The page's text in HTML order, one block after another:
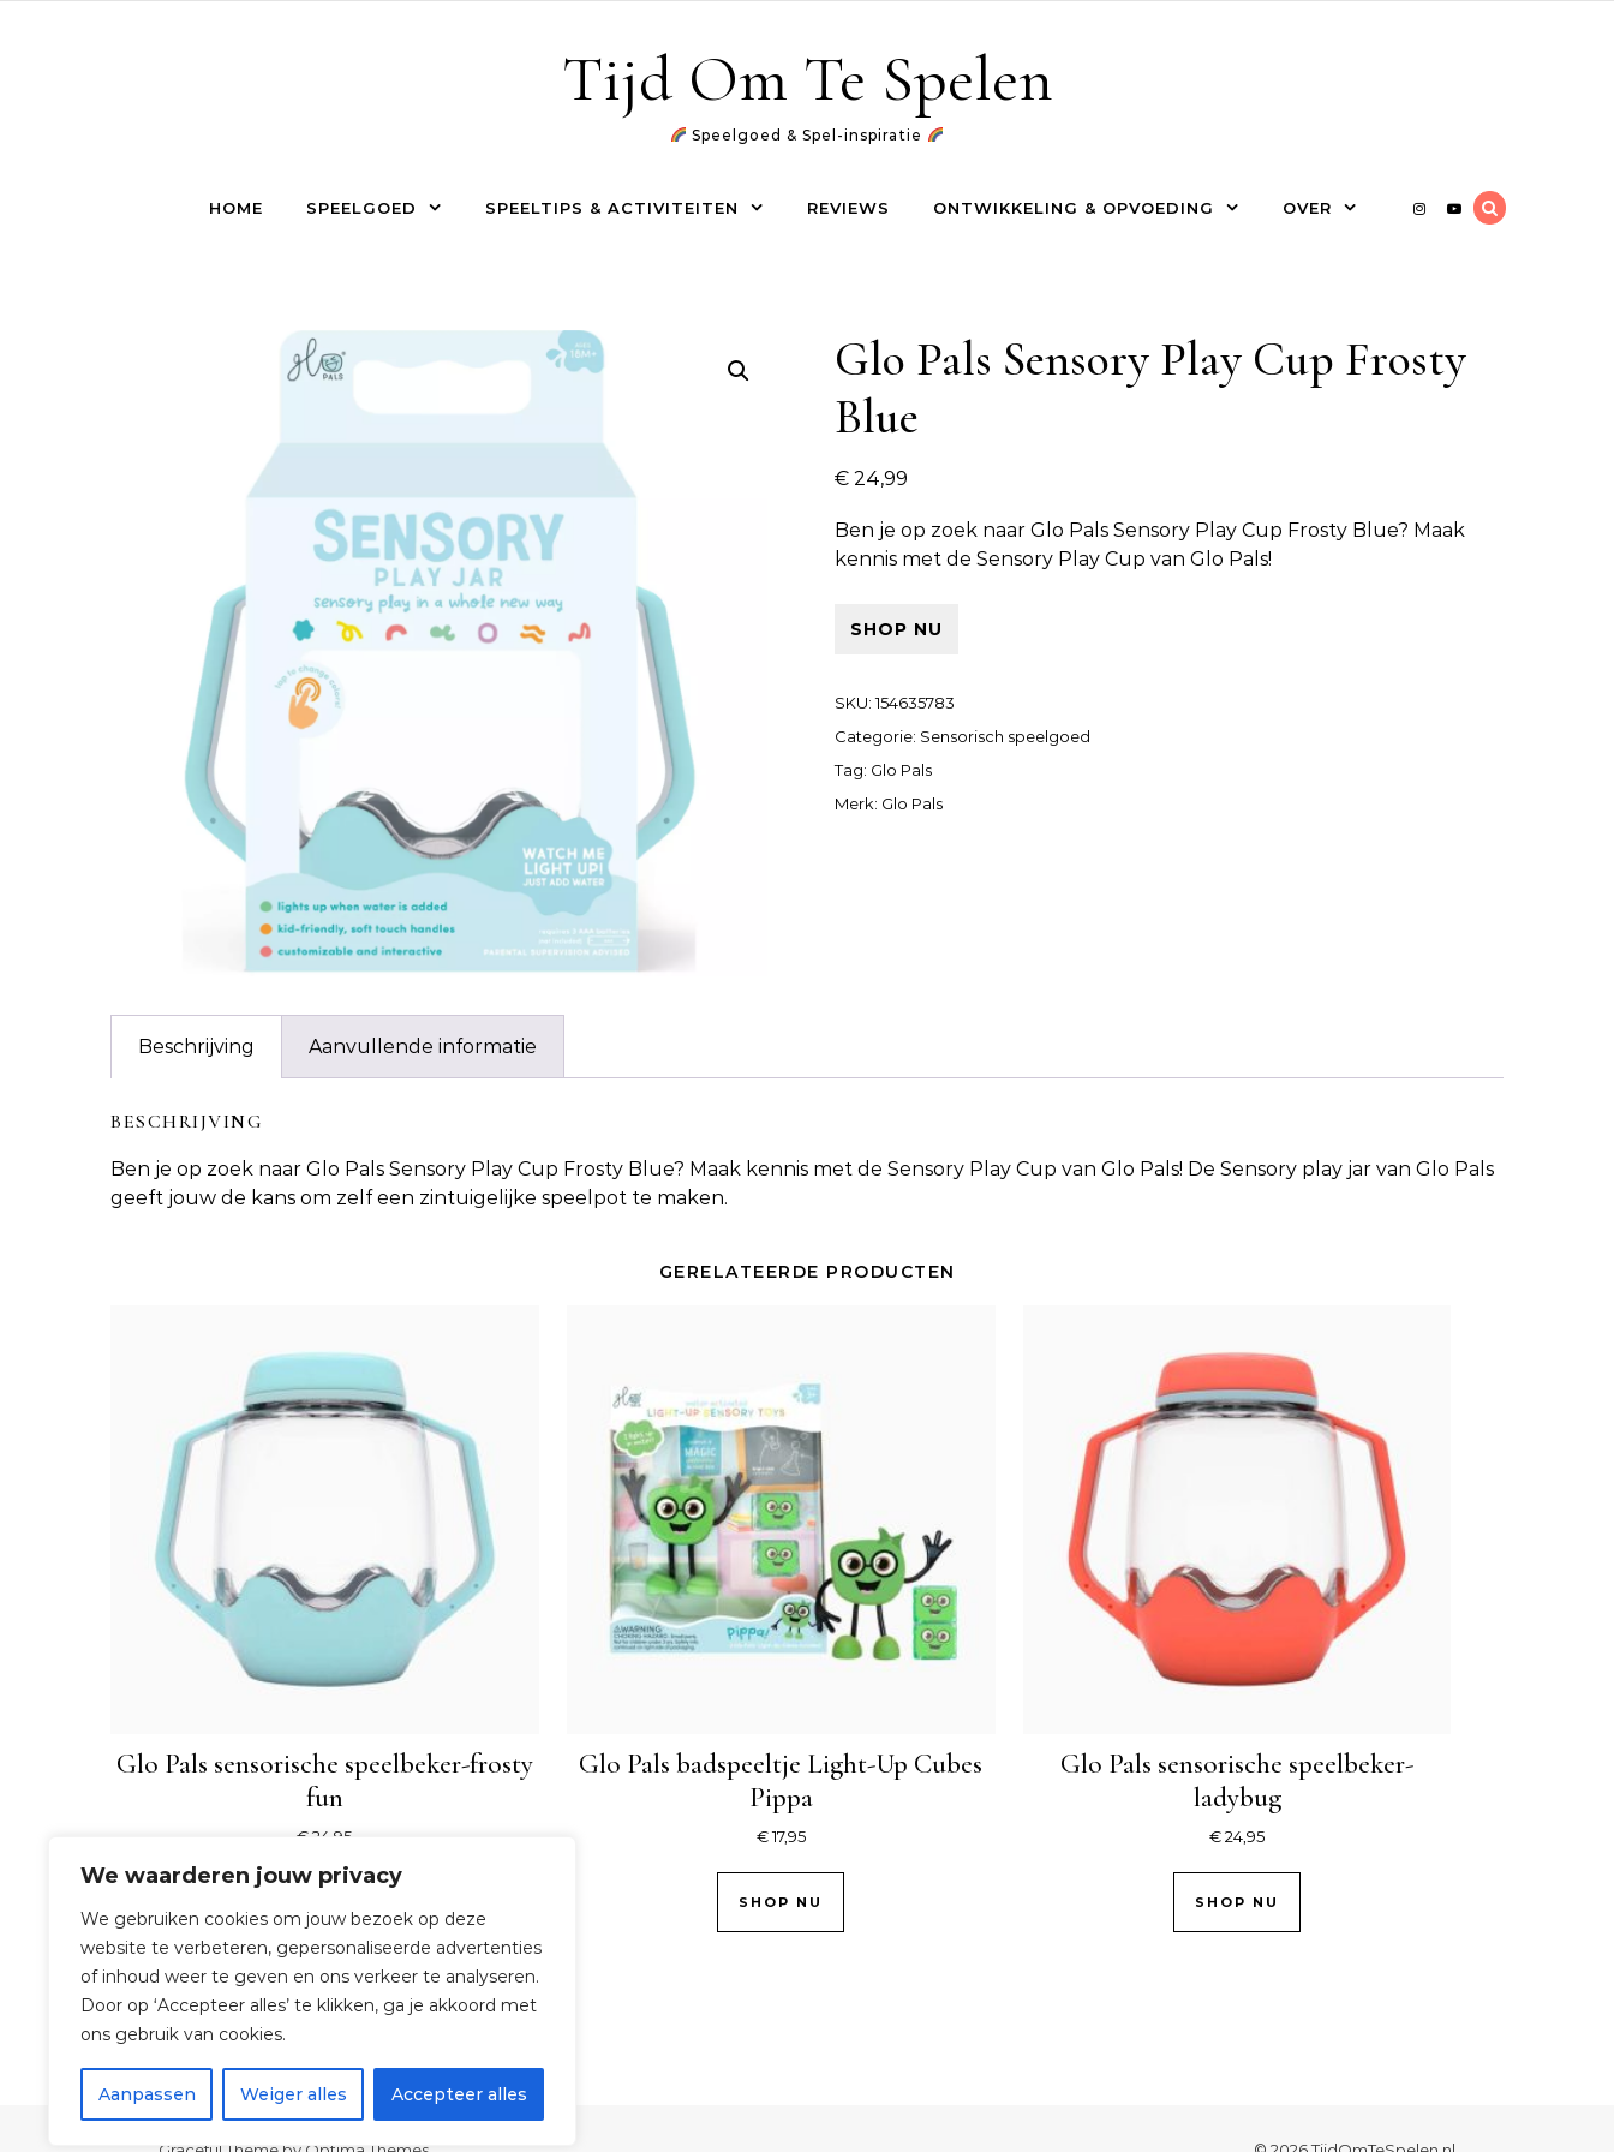
We waarderen jouw privacy
We gebruiken cookies om jouw bezoek op deze
website te verbeteren, gepersonaliseerde advertenties
of inhoud weer te geven en ons verkeer te analyseren.
Door op ‘Accepteer alles’ te klikken, ga je akkoord met
ons gebruik van cookies.
Aanpassen Weiger alles Accepteer alles
Tijd Om Te Spelen
Speelgoed & Spel-inspiratie
HOME SPEELGOED SPEELTIPS & ACTIVITEITEN REVIEWS ONTWIKKELING & OPVOEDING OVER
Glo Pals Sensory Play Cup Frosty
Blue
€ 24,99
Ben je op zoek naarGlo Pals Sensory Play Cup Frosty Blue? Maak
kennis met de Sensory Play Cup van Glo Pals!
SHOP NU
SKU:154635783
Categorie: Sensorisch speelgoed
Tag: Glo Pals
Merk: Glo Pals
Beschrijving Aanvullende informatie
BESCHRIJVING
Ben je op zoek naar Glo Pals Sensory Play Cup Frosty Blue? Maak kennis met de Sensory Play Cup van Glo Pals! De Sensory play jar van Glo Pals
geeft jouw de kans om zelf een zintuigelijke speelpot te maken.
GERELATEERDE PRODUCTEN
Glo Pals sensorische speelbeker-frosty
fun
€24,95
Glo Pals badspeeltje Light-Up Cubes
Pippa
€17,95
SHOP NU
Glo Pals sensorische speelbeker-
ladybug
€24,95
SHOP NU